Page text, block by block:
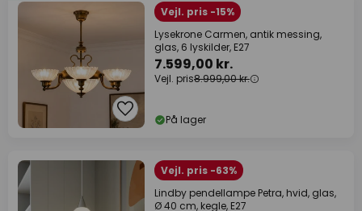
Vejl. pris -15%
Lysekrone Carmen, antik messing,
glas, 6 lyskilder, E27
7.599,00 kr.
Vejl. pris8.999,00 kr.
På lager
Vejl. pris -63%
Lindby pendellampe Petra, hvid, glas,
Ø 40 cm, kegle, E27